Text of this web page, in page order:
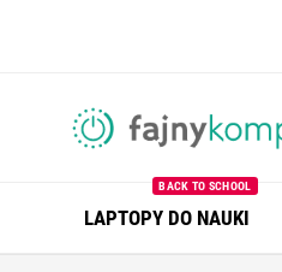
LAPTOPY DO NAUKI
BACK TO SCHOOL